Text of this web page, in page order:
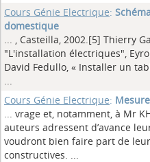
Cours Génie Electrique:
domestique
... , Casteilla, 2002.[5] Thierry
"L'installation électriques",
David Fedullo, « Installer un
...
Cours Génie Electrique:
... vrage et, notamment, à Mr
auteurs adressent d’avance
voudront bien faire part de
constructives. ...